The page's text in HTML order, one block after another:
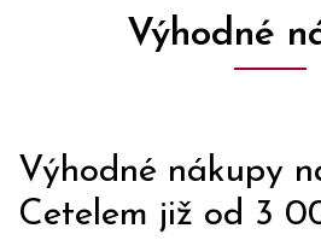
Výhodné
Výhodné nákupy
Cetelem již od 3